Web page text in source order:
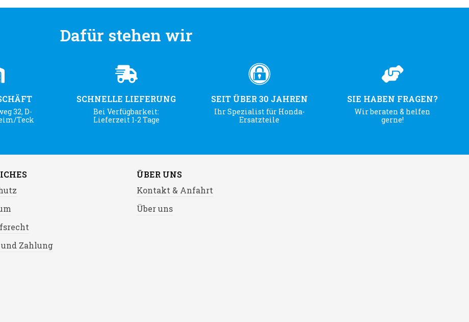
Dafür stehen wir
32, D-
Teck
SCHNELLE LIEFERUNG
Bei Verfügbarkeit:
Lieferzeit 1-2 Tage
SEIT ÜBER 30 JAHREN
Ihr Spezialist für Honda-
Ersatzteile
SIE HABEN FRAGEN?
Wir beraten & helfen
gerne!
Zahlung
ÜBER UNS
Kontakt & Anfahrt
Über uns